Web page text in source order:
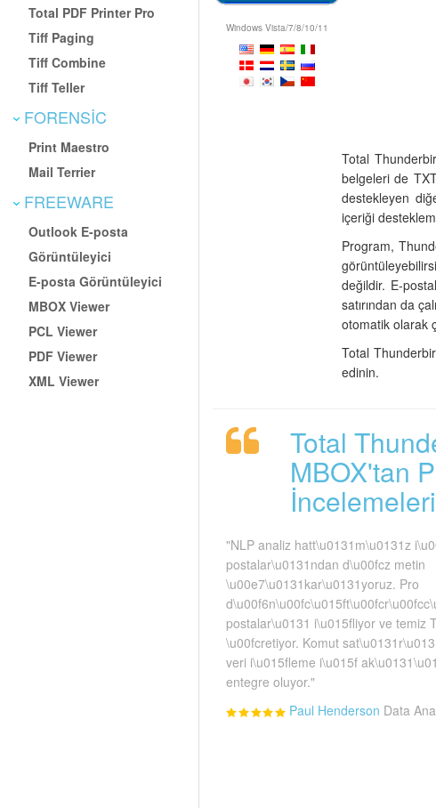
Total PDF Printer Pro
Tiff Paging
Tiff Combine
Tiff Teller
FORENSIC
Print Maestro
Mail Terrier
FREEWARE
Outlook E-posta
Görüntüleyici
E-posta Görüntüleyici
MBOX Viewer
PCL Viewer
PDF Viewer
XML Viewer
Windows Vista/7/8/10/11
Total
belgeleri de
destekleyen
içeriği
Program,
değildir. E-
satırından da
otomatik olarak
Total
edinin.
Total
MBOX'tan
"NLP analiz hatt\u0131m\u0131z
postalar\u0131ndan d\u00fcz metin
\u00e7\u0131kar\u0131yoruz. Pro
postalar\u0131 i\u015fliyor ve temiz
\u00fcretiyor. Komut
veri i\u015fleme i\u015f
entegre oluyor."
Paul Henderson Data